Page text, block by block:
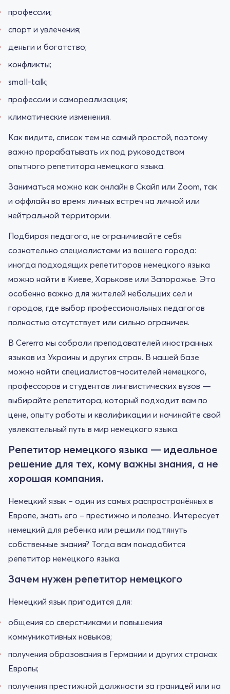
профессии;
спорт и увлечения;
деньги и богатство;
конфликты;
small-talk;
профессии и самореализация;
климатические изменения.
Как видите, список тем не самый простой, поэтому
важно прорабатывать их под руководством
опытного репетитора немецкого языка.
Заниматься можно как онлайн в Скайп или Zoom, так
и оффлайн во время личных встреч на личной или
нейтральной территории.
Подбирая педагога, не ограничивайте себя
сознательно специалистами из вашего города:
иногда подходящих репетиторов немецкого языка
можно найти в Киеве, Харькове или Запорожье. Это
особенно важно для жителей небольших сел и
городов, где выбор профессиональных педагогов
полностью отсутствует или сильно ограничен.
В Cererra мы собрали преподавателей иностранных
языков из Украины и других стран. В нашей базе
можно найти специалистов-носителей немецкого,
профессоров и студентов лингвистических вузов —
выбирайте репетитора, который подходит вам по
цене, опыту работы и квалификации и начинайте свой
увлекательный путь в мир немецкого языка.
Репетитор немецкого языка — идеальное
решение для тех, кому важны знания, а не
хорошая компания.
Немецкий язык – один из самых распространённых в
Европе, знать его – престижно и полезно. Интересует
немецкий для ребенка или решили подтянуть
собственные знания? Тогда вам понадобится
репетитор немецкого языка.
Зачем нужен репетитор немецкого
Немецкий язык пригодится для:
общения со сверстниками и повышения
коммуникативных навыков;
получения образования в Германии и других странах
Европы;
получения престижной должности за границей или на